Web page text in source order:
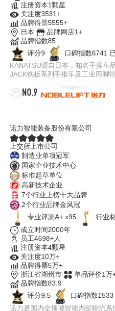
注册资本1颗星
关注度3531+
品牌得票5555+
日本
品牌网店1+
品牌指数85
评分9
口碑指数6741
KANATSU源自日本，知名手推车
JACK铁板系列手推车及工业用脚
NO.9
诺力智能装备股份有限公司
上交所上市公司
制造业单项冠军
国家企业技术中心
标准起草单位
高新技术企业
7个行业上榜十大品牌
2个行业品牌金凤冠
专业评测A+ x95
行业
成立时间2000年
员工4698+人
注册资本4颗星
关注度10万+
品牌得票5万+
浙江省湖州市
单品评价1万
品牌指数83.9
评分9.5
口碑指数1533
诺力是国内全领域智能内部物流